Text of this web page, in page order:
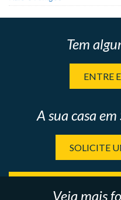
Tem
ENTRE
A sua casa
SOLICITE
Veja mais